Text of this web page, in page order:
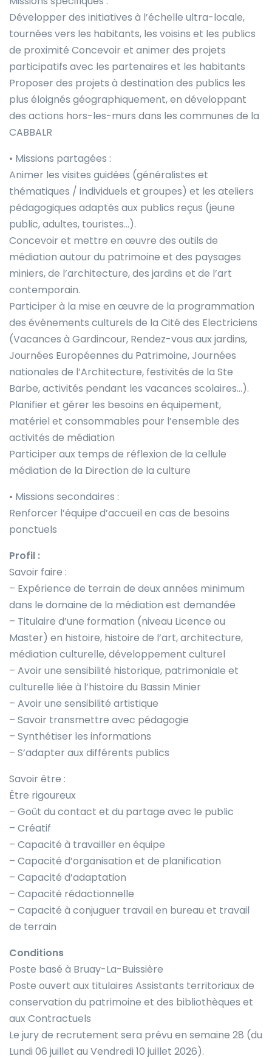
Développer des initiatives à l’échelle ultra-locale,
tournées vers les habitants, les voisins et les publics
de proximité Concevoir et animer des projets
participatifs avec les partenaires et les habitants
Proposer des projets à destination des publics les
plus éloignés géographiquement, en développant
des actions hors-les-murs dans les communes de la
CABBALR
• Missions partagées :
Animer les visites guidées (généralistes et
thématiques / individuels et groupes) et les ateliers
pédagogiques adaptés aux publics reçus (jeune
public, adultes, touristes…).
Concevoir et mettre en œuvre des outils de
médiation autour du patrimoine et des paysages
miniers, de l’architecture, des jardins et de l’art
contemporain.
Participer à la mise en œuvre de la programmation
des événements culturels de la Cité des Electriciens
(Vacances à Gardincour, Rendez-vous aux jardins,
Journées Européennes du Patrimoine, Journées
nationales de l’Architecture, festivités de la Ste
Barbe, activités pendant les vacances scolaires…).
Planifier et gérer les besoins en équipement,
matériel et consommables pour l’ensemble des
activités de médiation
Participer aux temps de réflexion de la cellule
médiation de la Direction de la culture
• Missions secondaires :
Renforcer l’équipe d’accueil en cas de besoins
ponctuels
Profil :
Savoir faire :
– Expérience de terrain de deux années minimum
dans le domaine de la médiation est demandée
– Titulaire d’une formation (niveau Licence ou
Master) en histoire, histoire de l’art, architecture,
médiation culturelle, développement culturel
– Avoir une sensibilité historique, patrimoniale et
culturelle liée à l’histoire du Bassin Minier
– Avoir une sensibilité artistique
– Savoir transmettre avec pédagogie
– Synthétiser les informations
– S’adapter aux différents publics
Savoir être :
Être rigoureux
– Goût du contact et du partage avec le public
– Créatif
– Capacité à travailler en équipe
– Capacité d’organisation et de planification
– Capacité d’adaptation
– Capacité rédactionnelle
– Capacité à conjuguer travail en bureau et travail
de terrain
Conditions
Poste basé à Bruay-La-Buissière
Poste ouvert aux titulaires Assistants territoriaux de
conservation du patrimoine et des bibliothèques et
aux Contractuels
Le jury de recrutement sera prévu en semaine 28 (du
Lundi 06 juillet au Vendredi 10 juillet 2026).